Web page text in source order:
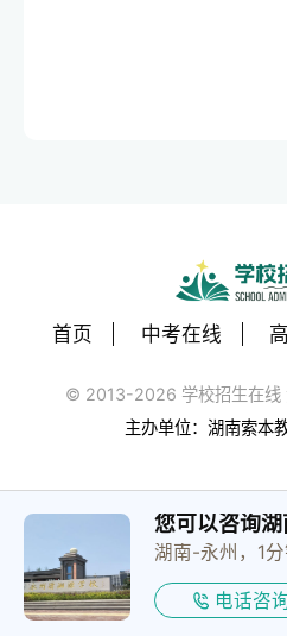
首页 中考在线
© 2013-2026 学校招生在线
主办单位：湖南索本
您可以咨询
湖南-永州，1
电话咨